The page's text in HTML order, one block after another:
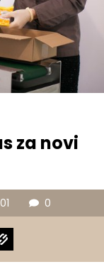
za novi
0